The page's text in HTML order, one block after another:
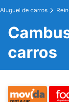
Aluguel de carros
carros